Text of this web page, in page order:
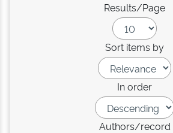
Results/Page
Sort items by
In order
Authors/record